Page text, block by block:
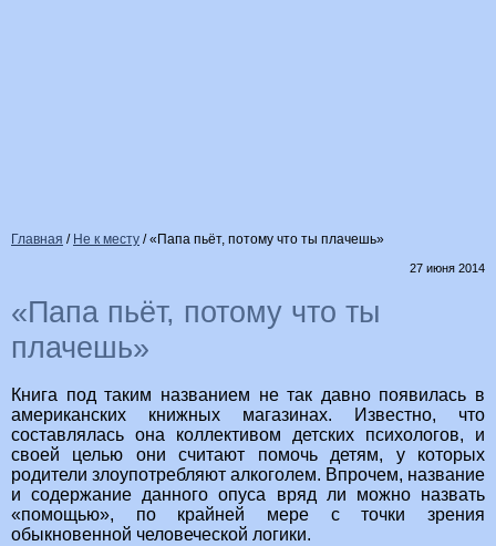
Главная / Не к месту /«Папа пьёт, потому что ты плачешь»
27 июня 2014
«Папа пьёт, потому что ты
плачешь»
Книга под таким названием не так давно появилась в
американских книжных магазинах. Известно, что
составлялась она коллективом детских психологов, и
своей целью они считают помочь детям, у которых
родители злоупотребляют алкоголем. Впрочем, название
и содержание данного опуса вряд ли можно назвать
«помощью», по крайней мере с точки зрения
обыкновенной человеческой логики.